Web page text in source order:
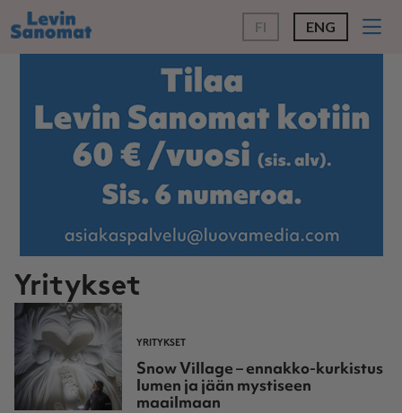
FI ENG
Yritykset
YRITYKSET
Snow Village – ennakko-kurkistus
lumen ja jään mystiseen
maailmaan